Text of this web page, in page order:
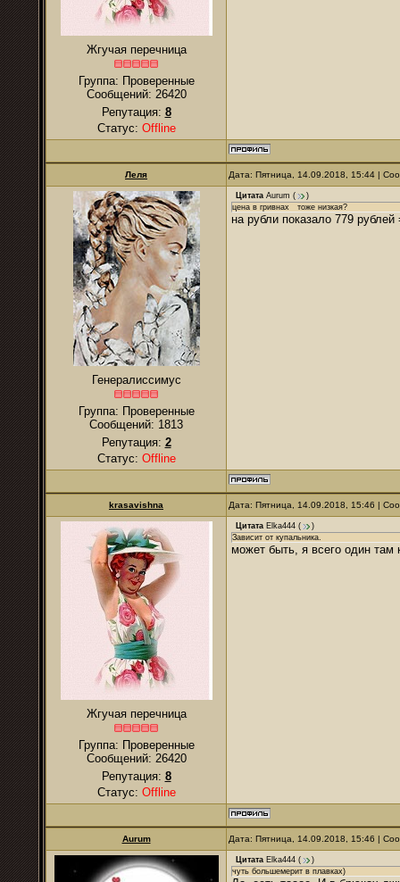
Жгучая перечница
Группа: Проверенные
Сообщений: 26420
Репутация: 8
Статус: Offline
Леля Дата: Пятница, 14.09.2018, 15:44 |
Генералиссимус
Группа: Проверенные
Сообщений: 1813
Репутация: 2
Статус: Offline
Цитата Aurum (
)
цена в гривнах тоже низкая?
на рубли показало 779 рублей
krasavishna Дата: Пятница, 14.09.2018, 15:46 |
Жгучая перечница
Группа: Проверенные
Сообщений: 26420
Репутация: 8
Статус: Offline
Цитата Elka444 (
)
Зависит от купальника.
может быть, я всего один
Aurum Дата: Пятница, 14.09.2018, 15:46 |
Цитата Elka444 (
)
чуть большемерит в плавках)